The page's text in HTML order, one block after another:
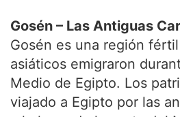
Gosén – Las Antiguas
Gosén es una región
asiáticos emigraron
Medio de Egipto. Los
viajado a Egipto por las